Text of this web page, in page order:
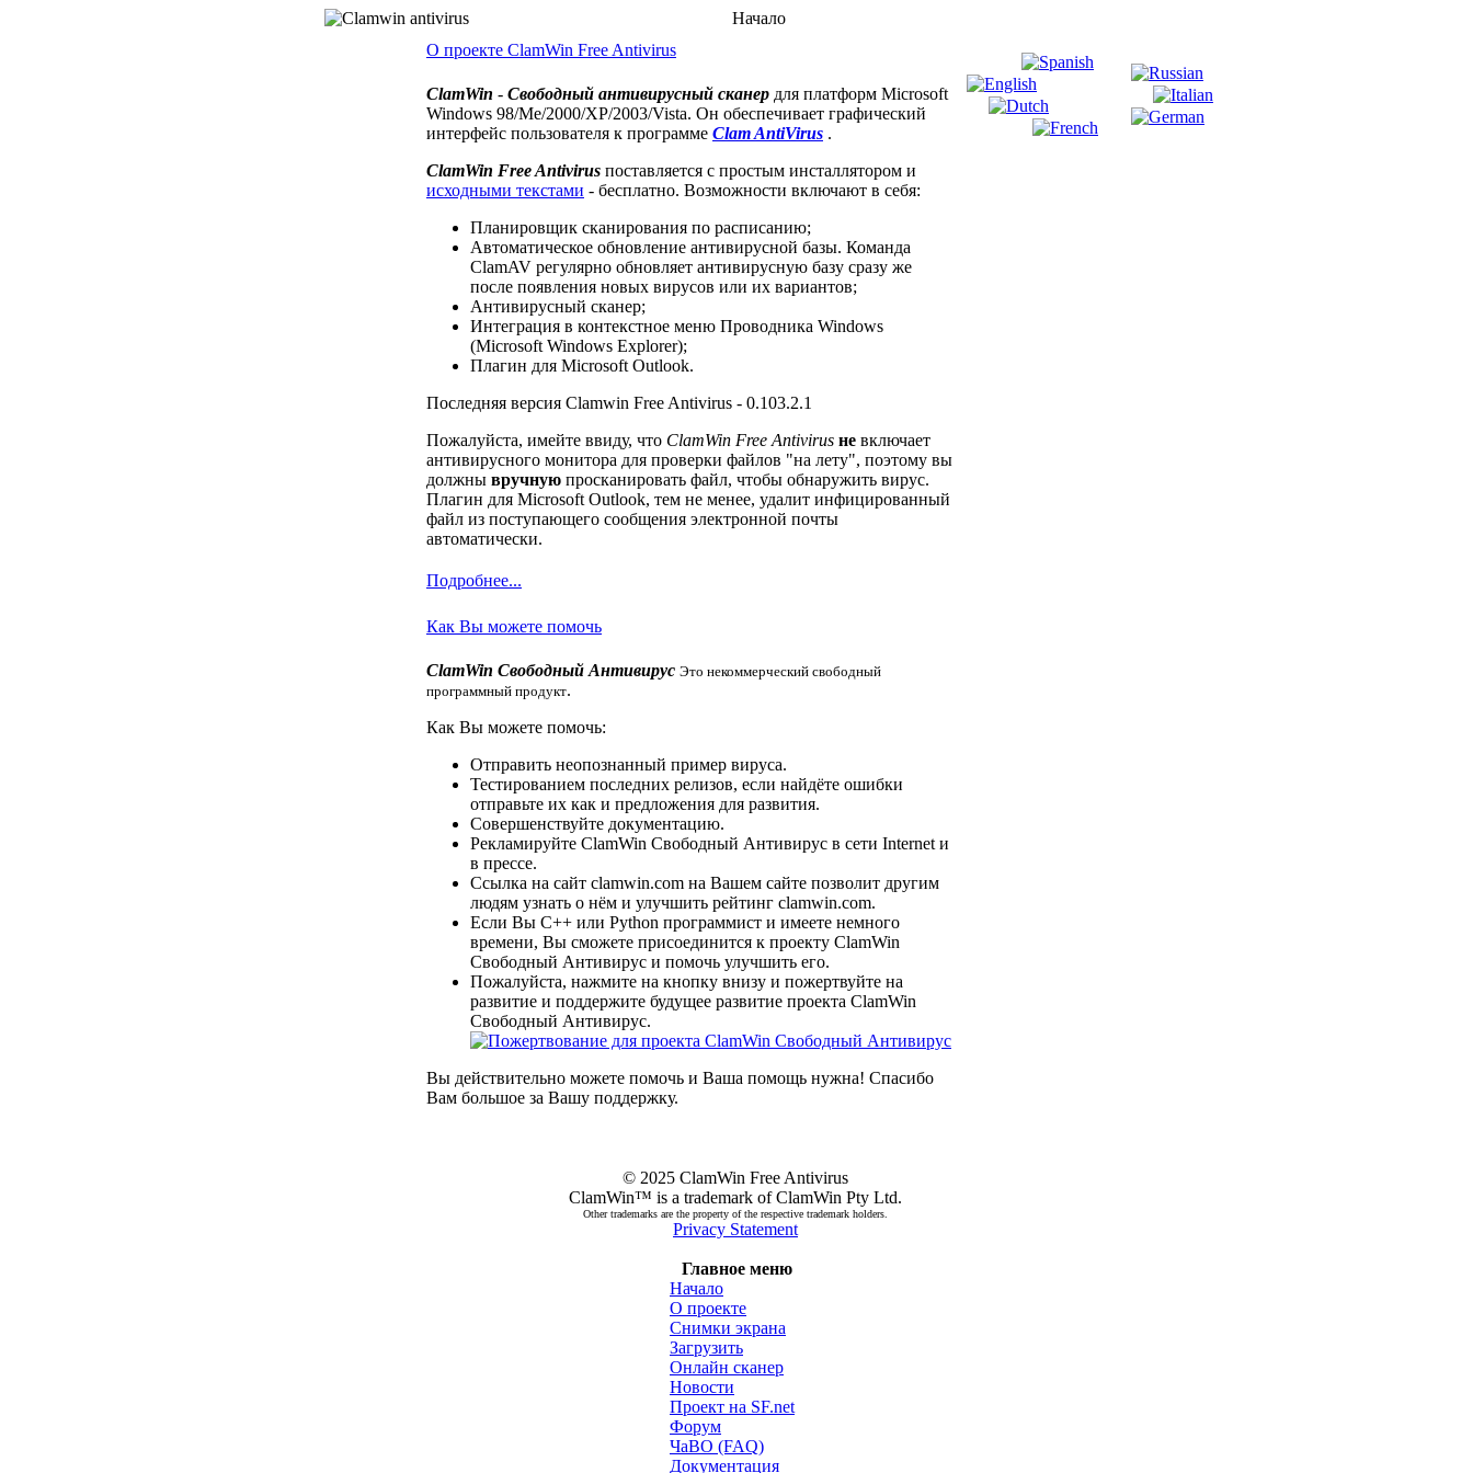
Начало
О проекте ClamWin Free Antivirus
ClamWin - Свободный антивируcный сканер для платформ Microsoft
Windows 98/Me/2000/XP/2003/Vista. Он обеспечивает графичеcкий
интерфейс пользователя к программе Clam AntiVirus .
ClamWin Free Antivirus поставляется с простым инсталлятором и
исходными текстами - бесплатно. Возможности включают в себя:
Планировщик сканирования по расписанию;
Автоматическое обновление антивирусной базы. Команда
ClamAV регулярно обновляет антивирусную базу сразу же
после появления новых вирусов или их вариантов;
Антивирусный сканер;
Интеграция в контекстное меню Проводника Windows
(Microsoft Windows Explorer);
Плагин для Microsoft Outlook.
Последняя версия Clamwin Free Antivirus - 0.103.2.1
Пожалуйcта, имейте ввиду, что ClamWin Free Antivirus не включает
антивируcного монитора для проверки файлов "на лету", поэтому вы
должны вручную просканировать файл, чтобы обнаружить вирус.
Плагин для Microsoft Outlook, тем не менее, удалит инфицированный
файл из поступающего сообщения электронной почты
автоматически.
Подробнее...
Как Вы можете помочь
ClamWin Свободный Антивирус Это некоммерческий свободный
программный продукт.
Как Вы можете помочь:
Отправить неопознанный пример вируса.
Тестированием последних релизов, если найдёте ошибки
отправьте их как и предложения для развития.
Совершенствуйте документацию.
Рекламируйте ClamWin Свободный Антивирус в сети Internet и
в прессе.
Ссылка на сайт clamwin.com на Вашем сайте позволит другим
людям узнать о нём и улучшить рейтинг clamwin.com.
Если Вы C++ или Python программист и имеете немного
времени, Вы сможете присоединится к проекту ClamWin
Свободный Антивирус и помочь улучшить его.
Пожалуйста, нажмите на кнопку внизу и пожертвуйте на
развитие и поддержите будущее развитие проекта ClamWin
Свободный Антивирус.
Вы действительно можете помочь и Ваша помощь нужна! Спасибо
Вам большое за Вашу поддержку.
© 2025 ClamWin Free Antivirus
ClamWin™ is a trademark of ClamWin Pty Ltd.
Other trademarks are the property of the respective trademark holders.
Privacy Statement
Главное меню
Начало
О проекте
Снимки экрана
Загрузить
Онлайн сканер
Hовоcти
Проект на SF.net
Форум
ЧаВО (FAQ)
Документация